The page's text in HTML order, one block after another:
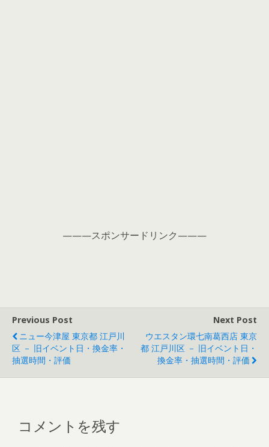
———スポンサードリンク———
Previous Post
ニュー今津屋 東京都 江戸川
区 － 旧イベント日・換金率・
抽選時間・評価
Next Post
ウエスタン環七南葛西店 東京
都 江戸川区 － 旧イベント日・
換金率・抽選時間・評価
コメントを残す